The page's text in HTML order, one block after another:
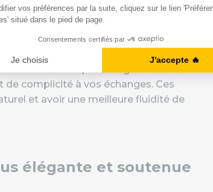
souhaiter
idiomatiques imagées. Souvent
complicité à vos échanges. Ces
et avoir une meilleure fluidité de
élégante et soutenue